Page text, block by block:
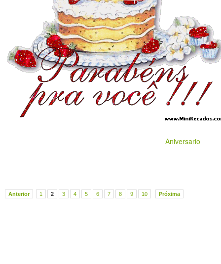
Aniversario
Anterior 1 2 3 4 5 6 7 8 9 10 Próxima